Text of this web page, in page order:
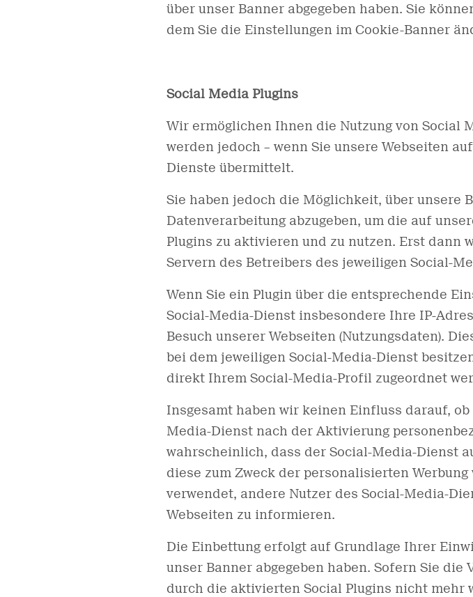
über unser Banner abgegeben haben. Sie
dem Sie die Einstellungen im Cookie-Banner
Social Media Plugins
Wir ermöglichen Ihnen die Nutzung von Social
werden jedoch – wenn Sie unsere Webseiten
Dienste übermittelt.
Sie haben jedoch die Möglichkeit, über unsere
Datenverarbeitung abzugeben, um die auf
Plugins zu aktivieren und zu nutzen. Erst dann
Servern des Betreibers des jeweiligen Social-
Wenn Sie ein Plugin über die entsprechende
Social-Media-Dienst insbesondere Ihre IP-
Besuch unserer Webseiten (Nutzungsdaten).
bei dem jeweiligen Social-Media-Dienst
direkt Ihrem Social-Media-Profil zugeordnet
Insgesamt haben wir keinen Einfluss darauf,
Media-Dienst nach der Aktivierung
wahrscheinlich, dass der Social-Media-Dienst
diese zum Zweck der personalisierten
verwendet, andere Nutzer des Social-Media-
Webseiten zu informieren.
Die Einbettung erfolgt auf Grundlage Ihrer
unser Banner abgegeben haben. Sofern Sie
durch die aktivierten Social Plugins nicht mehr